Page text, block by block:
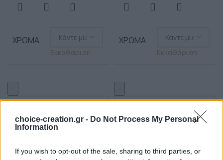
choice-creation.gr - Do Not Process My Personal
Information
If you wish to opt-out of the sale, sharing to third parties, or
ΧΡΏΜΑ
Εκκαθάριση
Χειροποίητο βραχιόλι με
ΧΡΏΜΑ
Εκκαθάριση
Χειροποίητο βραχιόλι με